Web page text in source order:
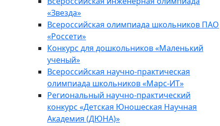
«Звезда»
Всероссийская олимпиада школьников ПАО
«Россети»
Конкурс для дошкольников «Маленький
ученый»
Всероссийская научно-практическая
олимпиада школьников «Марс-ИТ»
Региональный научно-практический
конкурс «Детская Юношеская Научная
Академия (ДЮНА)»